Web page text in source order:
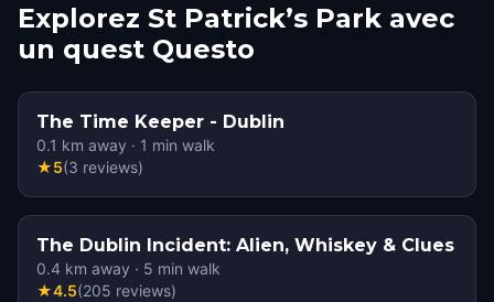
Explorez St Patrick’s Park avec
un quest Questo
The Time Keeper - Dublin
0.1 km away · 1 min walk
★5(3 reviews)
The Dublin Incident: Alien, Whiskey & Clues
0.4 km away · 5 min walk
★4.5(205 reviews)